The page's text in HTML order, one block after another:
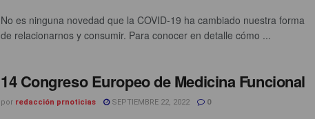
No es ninguna novedad que la COVID-19 ha cambiado nuestra forma
de relacionarnos y consumir. Para conocer en detalle cómo ...
14 Congreso Europeo de Medicina Funcional
por redacción prnoticias SEPTIEMBRE 22, 2022 0